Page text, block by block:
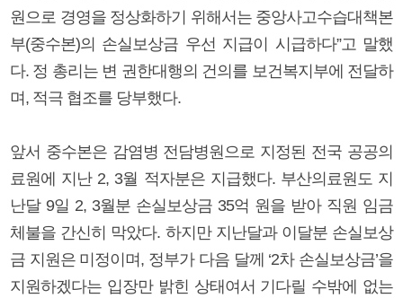
원으로 경영을 정상화하기 위해서는 중앙사고수습대책본
부(중수본)의 손실보상금 우선 지급이 시급하다”고 말했
다. 정 총리는 변 권한대행의 건의를 보건복지부에 전달하
며, 적극 협조를 당부했다.
앞서 중수본은 감염병 전담병원으로 지정된 전국 공공의
료원에 지난 2, 3월 적자분은 지급했다. 부산의료원도 지
난달 9일 2, 3월분 손실보상금 35억 원을 받아 직원 임금
체불을 간신히 막았다. 하지만 지난달과 이달분 손실보상
금 지원은 미정이며, 정부가 다음 달께 ‘2차 손실보상금’을
지원하겠다는 입장만 밝힌 상태여서 기다릴 수밖에 없는